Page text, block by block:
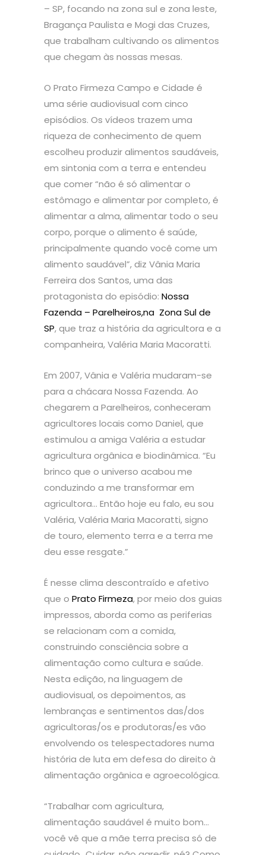
– SP, focando na zona sul e zona leste,
Bragança Paulista e Mogi das Cruzes,
que trabalham cultivando os alimentos
que chegam às nossas mesas.
O Prato Firmeza Campo e Cidade é
uma série audiovisual com cinco
episódios. Os vídeos trazem uma
riqueza de conhecimento de quem
escolheu produzir alimentos saudáveis,
em sintonia com a terra e entendeu
que comer “não é só alimentar o
estômago e alimentar por completo, é
alimentar a alma, alimentar todo o seu
corpo, porque o alimento é saúde,
principalmente quando você come um
alimento saudável”, diz Vânia Maria
Ferreira dos Santos, uma das
protagonista do episódio: Nossa
Fazenda – Parelheiros,na Zona Sul de
SP, que traz a história da agricultora e a
companheira, Valéria Maria Macoratti.
Em 2007, Vânia e Valéria mudaram-se
para a chácara Nossa Fazenda. Ao
chegarem a Parelheiros, conheceram
agricultores locais como Daniel, que
estimulou a amiga Valéria a estudar
agricultura orgânica e biodinâmica. “Eu
brinco que o universo acabou me
conduzindo a me transformar em
agricultora… Então hoje eu falo, eu sou
Valéria, Valéria Maria Macoratti, signo
de touro, elemento terra e a terra me
deu esse resgate.”
É nesse clima descontraído e afetivo
que o Prato Firmeza, por meio dos guias
impressos, aborda como as periferias
se relacionam com a comida,
construindo consciência sobre a
alimentação como cultura e saúde.
Nesta edição, na linguagem de
audiovisual, os depoimentos, as
lembranças e sentimentos das/dos
agricultoras/os e produtoras/es vão
envolvendo os telespectadores numa
história de luta em defesa do direito à
alimentação orgânica e agroecológica.
“Trabalhar com agricultura,
alimentação saudável é muito bom…
você vê que a mãe terra precisa só de